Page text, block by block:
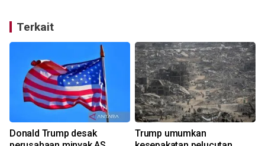
Terkait
Donald Trump desak
Trump umumkan